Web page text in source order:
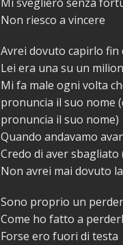
Non riesco a vincere
Avrei dovuto capirlo fin
Lei era una su un
Mi fa male ogni volta
pronuncia il suo nome
pronuncia il suo nome)
Quando andavamo
Credo di aver sbagliato
Non avrei mai dovuto
Sono proprio un
Come ho fatto a
Forse ero fuori di testa